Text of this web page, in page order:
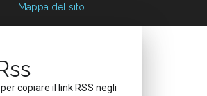
Mappa del sito
copiare il link RSS negli